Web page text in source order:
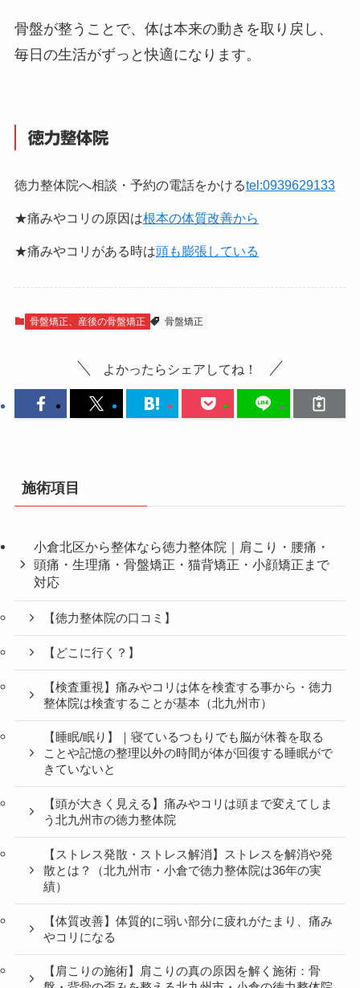
骨盤が整うことで、体は本来の動きを取り戻し、
毎日の生活がずっと快適になります。
徳力整体院
徳力整体院へ相談・予約の電話をかけるtel:0939629133
★痛みやコリの原因は根本の体質改善から
★痛みやコリがある時は頭も膨張している
骨盤矯正、産後の骨盤矯正 骨盤矯正
よかったらシェアしてね！
施術項目
小倉北区から整体なら徳力整体院｜肩こり・腰痛・
頭痛・生理痛・骨盤矯正・猫背矯正・小顔矯正まで
対応
【徳力整体院の口コミ】
【どこに行く？】
【検査重視】痛みやコリは体を検査する事から・徳力
整体院は検査することが基本（北九州市）
【睡眠/眠り】｜寝ているつもりでも脳が休養を取る
ことや記憶の整理以外の時間が体が回復する睡眠がで
きていないと
【頭が大きく見える】痛みやコリは頭まで変えてしま
う北九州市の徳力整体院
【ストレス発散・ストレス解消】ストレスを解消や発
散とは？（北九州市・小倉で徳力整体院は36年の実
績）
【体質改善】体質的に弱い部分に疲れがたまり、痛み
やコリになる
【肩こりの施術】肩こりの真の原因を解く施術：骨